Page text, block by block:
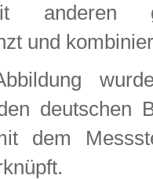
und
deutschen
dem